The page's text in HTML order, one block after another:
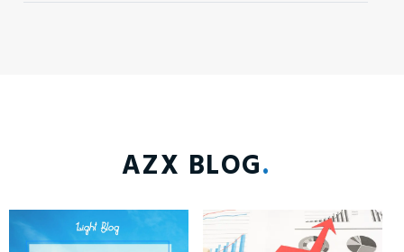
AZX BLOG